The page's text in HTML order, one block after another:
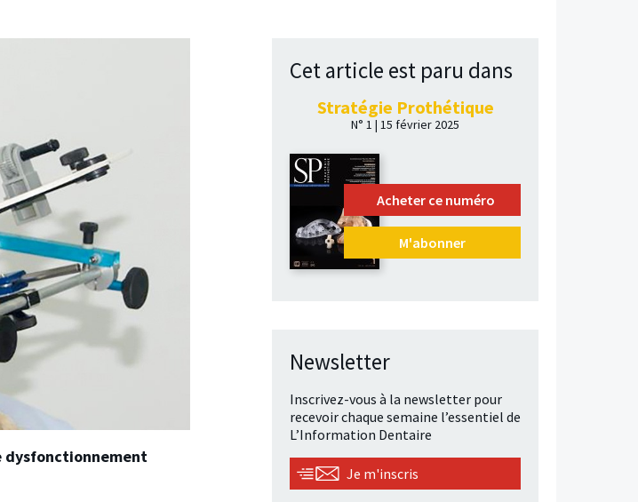
dysfonctionnement
Cet article est paru dans
Stratégie Prothétique
N° 1 | 15 février 2025
Acheter ce numéro
M'abonner
Newsletter
Inscrivez-vous à la newsletter pour
recevoir chaque semaine l’essentiel de
L’Information Dentaire
Je m'inscris